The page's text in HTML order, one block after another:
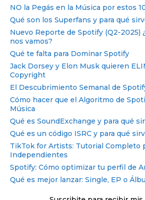
NO la Pegás en la Música por estos
Qué son los Superfans y para qué
Nuevo Reporte de Spotify (Q2-2025)
nos vamos?
Qué te falta para Dominar Spotify
Jack Dorsey y Elon Musk quieren
Copyright
El Descubrimiento Semanal de
Cómo hacer que el Algoritmo de
Música
Qué es SoundExchange y para qué
Qué es un código ISRC y para qué
TikTok for Artists: Tutorial Completo
Independientes
Spotify: Cómo optimizar tu perfil de
Qué es mejor lanzar: Single, EP o